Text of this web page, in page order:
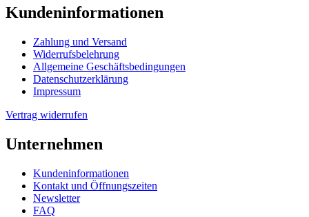
Kundeninformationen
Zahlung und Versand
Widerrufsbelehrung
Allgemeine Geschäftsbedingungen
Datenschutzerklärung
Impressum
Vertrag widerrufen
Unternehmen
Kundeninformationen
Kontakt und Öffnungszeiten
Newsletter
FAQ